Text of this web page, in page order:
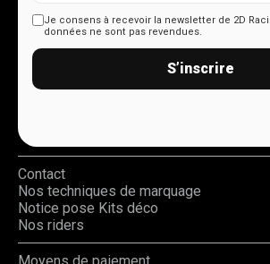
Je consens à recevoir la newsletter de 2D
données ne sont pas revendues.
S’inscrire
Contact
Nos techniques de marquage
Notice pose Kits déco
Nos riders